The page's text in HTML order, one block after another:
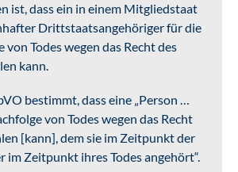
ist, dass ein in einem Mitgliedstaat
Drittstaatsangehöriger für die
von Todes wegen das Recht des
kann.
bestimmt, dass eine „Person …
von Todes wegen das Recht
[kann], dem sie im Zeitpunkt der
im Zeitpunkt ihres Todes angehört“.